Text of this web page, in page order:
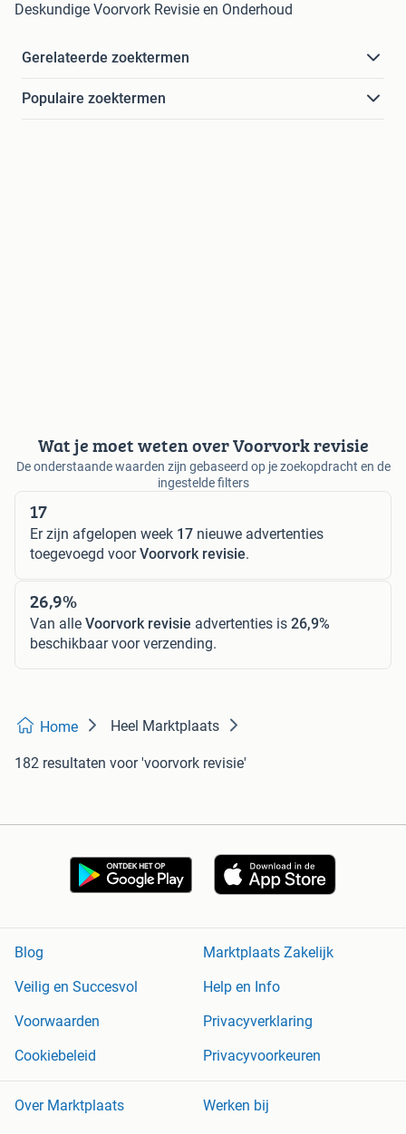
Deskundige Voorvork Revisie en Onderhoud
Gerelateerde zoektermen
Populaire zoektermen
Wat je moet weten over Voorvork revisie
De onderstaande waarden zijn gebaseerd op je zoekopdracht en de
ingestelde filters
17
Er zijn afgelopen week 17 nieuwe advertenties
toegevoegd voorVoorvork revisie.
26,9%
Van alle Voorvork revisie advertenties is 26,9%
beschikbaar voor verzending.
Home Heel Marktplaats
182 resultaten voor 'voorvork revisie'
Blog
Marktplaats Zakelijk
Veilig en Succesvol
Help en Info
Voorwaarden
Privacyverklaring
Cookiebeleid
Privacyvoorkeuren
Over Marktplaats
Werken bij